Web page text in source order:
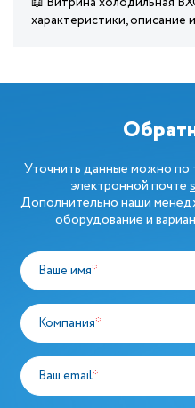
характеристики, описание
Уточнить данные можно по
электронной почте
Дополнительно наши
оборудование и
Ваше имя*
Компания*
Ваш email*